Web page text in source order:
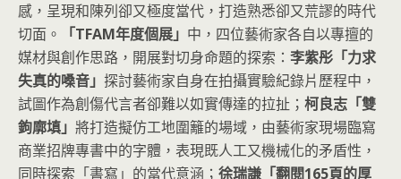
感，呈現和陳列卻又極度當代，打造熟悉卻又荒謬的時代
切面。
「TFAM年度個展」 中，四位藝術家各自以專擅的
媒材與創作思路，開展對切身命題的探索： 李紫彤「力求
失真的嗓音」 探討藝術家自身在拍攝實驗紀錄片歷程中，
試圖作為創傷代言者卻難以如實傳達的拉扯； 柯良志「雙
鉤廓填」 將打造擬仿工地圍籬的場域，由藝術家現場臨寫
商業招牌專書中的字體，表現既人工又機械化的矛盾性，
同時探索「書寫」的當代意涵； 徐瑞謙「翻閱165頁的厚